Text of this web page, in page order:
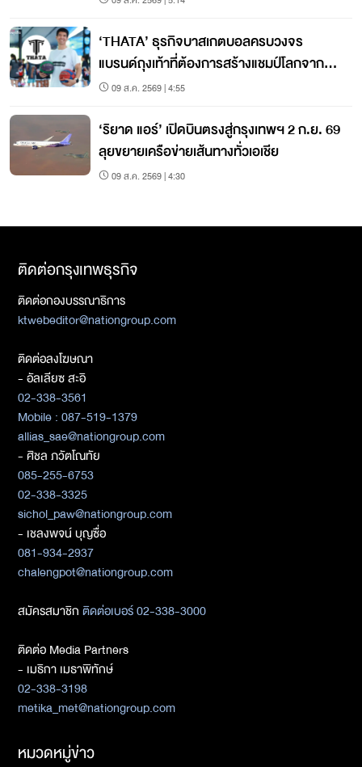
‘THATA’ ธุรกิจบาสเกตบอลครบวงจร
แบรนด์ถุงเท้าที่ต้องการสร้างแชมป์โลกจาก
ชลบุรี
09 ส.ค. 2569 | 4:55
‘ริยาด แอร์’ เปิดบินตรงสู่กรุงเทพฯ 2 ก.ย. 69
ลุยขยายเครือข่ายเส้นทางทั่วเอเชีย
09 ส.ค. 2569 | 4:30
ติดต่อกรุงเทพธุรกิจ
ติดต่อกองบรรณาธิการ
ktwebeditor@nationgroup.com
ติดต่อลงโฆษณา
- อัลเลียซ สะอิ
02-338-3561
Mobile : 087-519-1379
allias_sae@nationgroup.com
- ศิชล ภวัตโณทัย
085-255-6753
02-338-3325
sichol_paw@nationgroup.com
- เชลงพจน์ บุญซื่อ
081-934-2937
chalengpot@nationgroup.com
สมัครสมาชิกติดต่อเบอร์ 02-338-3000
ติดต่อ Media Partners
- เมธิกา เมธาพิทักษ์
02-338-3198
metika_met@nationgroup.com
หมวดหมู่ข่าว